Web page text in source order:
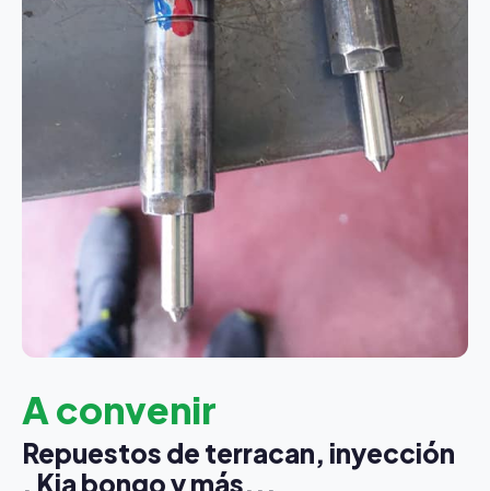
A convenir
Repuestos de terracan, inyección
, Kia bongo y más...